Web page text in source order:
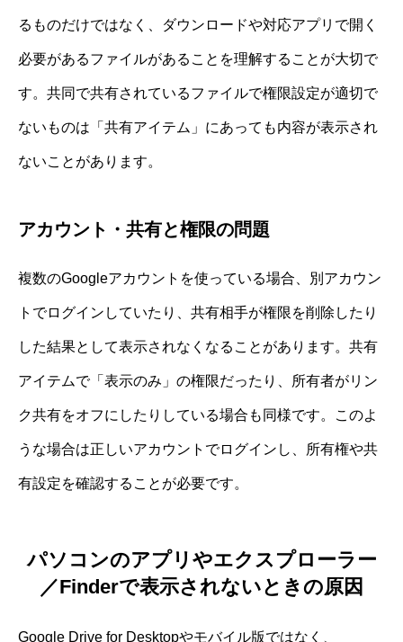
るものだけではなく、ダウンロードや対応アプリで開く
必要があるファイルがあることを理解することが大切で
す。共同で共有されているファイルで権限設定が適切で
ないものは「共有アイテム」にあっても内容が表示され
ないことがあります。
アカウント・共有と権限の問題
複数のGoogleアカウントを使っている場合、別アカウン
トでログインしていたり、共有相手が権限を削除したり
した結果として表示されなくなることがあります。共有
アイテムで「表示のみ」の権限だったり、所有者がリン
ク共有をオフにしたりしている場合も同様です。このよ
うな場合は正しいアカウントでログインし、所有権や共
有設定を確認することが必要です。
パソコンのアプリやエクスプローラー
／Finderで表示されないときの原因
Google Drive for Desktopやモバイル版ではなく、